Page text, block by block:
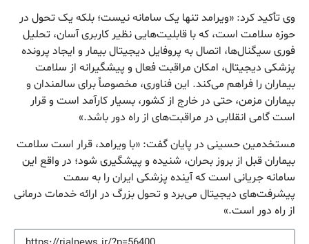
وی تأکید کرد: «ویرامد تنها یک سامانه نیست؛ بلکه یک تحول در
حوزه سلامت است، که با قابلیت‌هایی نظیر کاربری آسان، تحلیل
فوری سیگنال‌ها، اتصال به پروفایل دیجیتال بیمار و ایجاد پرونده
پزشکی دیجیتال، امکان مراقبت فعال و پیشگیرانه از سلامت
بیماران را فراهم می‌کند. این فناوری، مخصوصاً برای سالمندان و
بیماران مزمن، حتی در خارج از کشور، بسیار کارآمد است و قرار
است گامی انقلابی در مراقبت‌های از راه دور باشد.»
مستخدمین حسینی در پایان گفت: «با ویرامد، قرار است سلامت
بیماران قبل از بروز بحران، شنیده و پیشگیری شود؛ در واقع این
سامانه جریانی است که آینده پزشکی ایران را به سمت
پیشرفت‌های دیجیتال می‌برد و تحول بزرگ در ارائه خدمات درمانی
از راه دور است.»